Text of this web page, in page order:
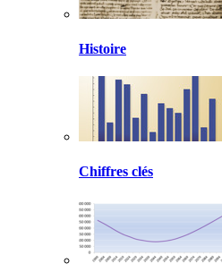
Histoire
Chiffres clés